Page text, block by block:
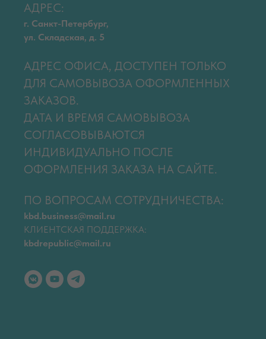
АДРЕС:
г. Санкт-Петербург,
ул. Складская, д. 5
АДРЕС ОФИСА, ДОСТУПЕН ТОЛЬКО
ДЛЯ САМОВЫВОЗА ОФОРМЛЕННЫХ
ЗАКАЗОВ.
ДАТА И ВРЕМЯ САМОВЫВОЗА
СОГЛАСОВЫВАЮТСЯ
ИНДИВИДУАЛЬНО ПОСЛЕ
ОФОРМЛЕНИЯ ЗАКАЗА НА САЙТЕ.
ПО ВОПРОСАМ СОТРУДНИЧЕСТВА:
kbd.business@mail.ru
КЛИЕНТСКАЯ ПОДДЕРЖКА:
kbdrepublic@mail.ru